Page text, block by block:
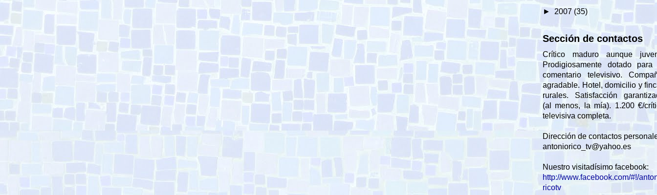
► 2007 (35)
Sección de contactos
Crítico maduro aunque
Prodigiosamente dotado
comentario televisivo.
agradable. Hotel, domicilio y
rurales. Satisfacción
(al menos, la mía). 1.200 €/
televisiva completa.
Dirección de contactos
antoniorico_tv@yahoo.es
Nuestro visitadísimo facebook:
http://www.facebook.com/#!/
ricotv